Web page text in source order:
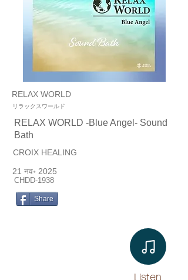
RELAX WORLD
リラックスワールド
RELAX WORLD -Blue Angel- Sound
Bath
CROIX HEALING
21 नव॰ 2025
CHDD-1938
Share
Listen​